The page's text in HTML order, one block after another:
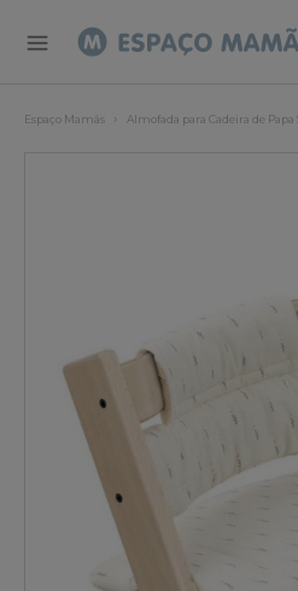
Espaço Mamãs Almofada para Cadeira de